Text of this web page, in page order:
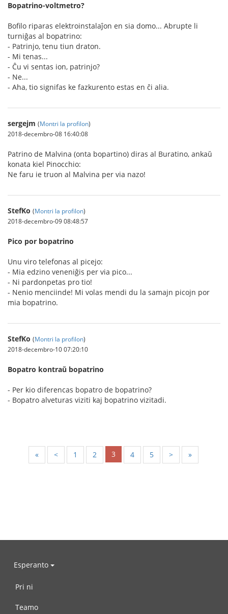
Bopatrino-voltmetro?
Bofilo riparas elektroinstalaĵon en sia domo... Abrupte li
turniĝas al bopatrino:
- Patrinjo, tenu tiun draton.
- Mi tenas...
- Ĉu vi sentas ion, patrinjo?
- Ne...
- Aha, tio signifas ke fazkurento estas en ĉi alia.
sergejm (Montri la profilon)
2018-decembro-08 16:40:08
Patrino de Malvina (onta bopartino) diras al Buratino, ankaŭ
konata kiel Pinocchio:
Ne faru ie truon al Malvina per via nazo!
StefKo (Montri la profilon)
2018-decembro-09 08:48:57
Pico por bopatrino
Unu viro telefonas al picejo:
- Mia edzino veneniĝis per via pico...
- Ni pardonpetas pro tio!
- Nenio menciinde! Mi volas mendi du la samajn picojn por
mia bopatrino.
StefKo (Montri la profilon)
2018-decembro-10 07:20:10
Bopatro kontraŭ bopatrino
- Per kio diferencas bopatro de bopatrino?
- Bopatro alveturas viziti kaj bopatrino vizitadi.
« < 1 2 3 4 5 > »
Esperanto
Pri ni
Teamo